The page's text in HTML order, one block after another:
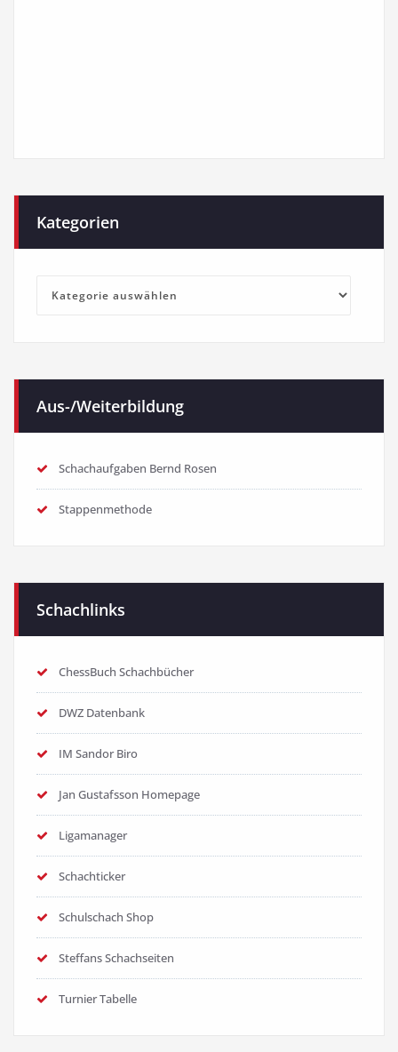
Kategorien
Kategorien
Aus-/Weiterbildung
Schachaufgaben Bernd Rosen
Stappenmethode
Schachlinks
ChessBuch Schachbücher
DWZ Datenbank
IM Sandor Biro
Jan Gustafsson Homepage
Ligamanager
Schachticker
Schulschach Shop
Steffans Schachseiten
Turnier Tabelle